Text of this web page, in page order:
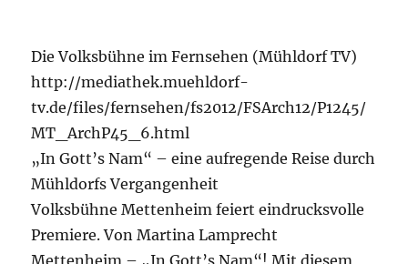
Die Volksbühne im Fernsehen (Mühldorf TV)
http://mediathek.muehldorf-
tv.de/files/fernsehen/fs2012/FSArch12/P1245/
MT_ArchP45_6.html
„In Gott’s Nam“ – eine aufregende Reise durch
Mühldorfs Vergangenheit
Volksbühne Mettenheim feiert eindrucksvolle
Premiere. Von Martina Lamprecht
Mettenheim – „In Gott’s Nam“! Mit diesem